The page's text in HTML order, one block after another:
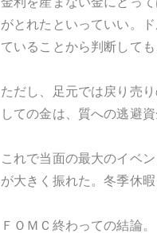
がとれたといっていい。
ていることから判断して
ただし、足元では戻り売
しての金は、質への逃避
これで当面の最大のイベ
が大きく振れた。冬季休
ＦＯＭＣ終わっての結論。